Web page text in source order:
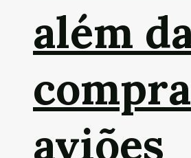
além
aviões